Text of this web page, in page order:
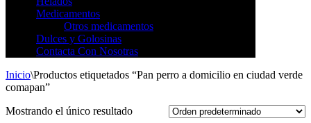
Medicamentos
Otros medicamentos
Dulces y Golosinas
Contacta Con Nosotras
Inicio\Productos etiquetados “Pan perro a domicilio en ciudad verde
comapan”
Mostrando el único resultado